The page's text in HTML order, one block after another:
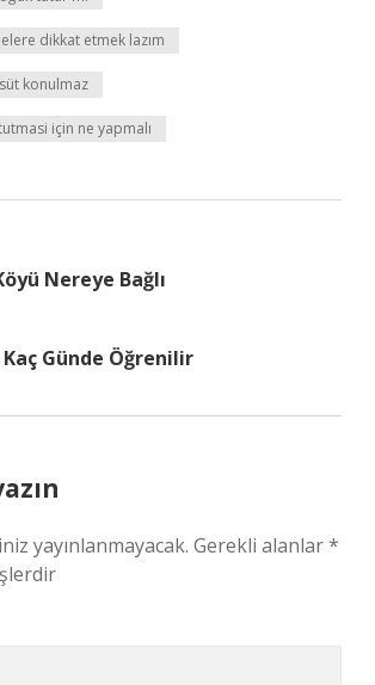
dikkat etmek lazım
konulmaz
için ne yapmalı
Nereye Bağlı
Günde Öğrenilir
yayınlanmayacak. Gerekli alanlar*